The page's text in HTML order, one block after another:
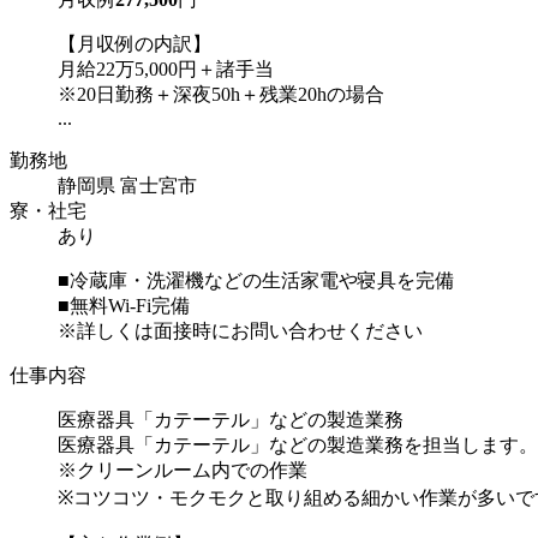
【月収例の内訳】
月給22万5,000円＋諸手当
※20日勤務＋深夜50h＋残業20hの場合
...
勤務地
静岡県 富士宮市
寮・社宅
あり
■冷蔵庫・洗濯機などの生活家電や寝具を完備
■無料Wi-Fi完備
※詳しくは面接時にお問い合わせください
仕事内容
医療器具「カテーテル」などの製造業務
医療器具「カテーテル」などの製造業務を担当します。
※クリーンルーム内での作業
※コツコツ・モクモクと取り組める細かい作業が多いで